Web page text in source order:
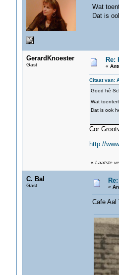
Wat
Dat is
GerardKnoester
Gast
Re:
«
Citaat van:
Goed hè
Wat
Dat is ook
Cor
http://
« Laatste
C. Bal
Gast «
Cafe Aal